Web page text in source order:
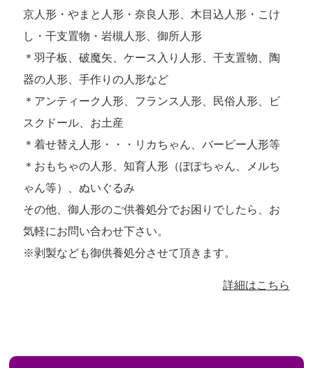
京人形・やまと人形・奈良人形、木目込人形・こけ
し・干支置物・岩槻人形、御所人形
＊羽子板、破魔矢、ケース入り人形、干支置物、陶
器の人形、手作りの人形など
＊アンティーク人形、フランス人形、民俗人形、ビ
スクドール、お土産
＊着せ替え人形・・・リカちゃん、バービー人形等
＊おもちゃの人形、知育人形（ぽぽちゃん、メルち
ゃん等）、ぬいぐるみ
その他、御人形のご供養処分でお困りでしたら、お
気軽にお問い合わせ下さい。
※剥製なども御供養処分させて頂きます。
詳細はこちら